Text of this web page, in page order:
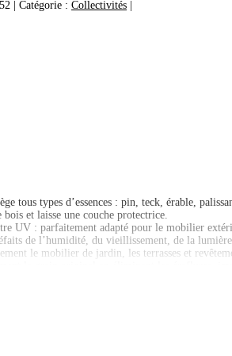
Catégorie : Collectivités
tous types d’essences : pin, teck, érable,
bois et laisse une couche protectrice.
UV : parfaitement adapté pour le mobilier
de l’humidité, du vieillissement, de la
le mobilier de jardin, les terrasses et
le grain original en éliminant les éraflures,
présentation en aérosol.